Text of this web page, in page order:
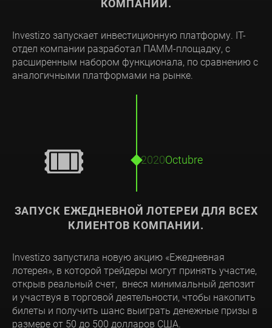
КОМПАНИИ.
Investizo запускает инвестиционную платформу. IT-
отдел компании разработал ПАММ-площадку, с
расширенным набором функционала, по сравнению с
аналогичными платформами на рынке.
ЗАПУСК ЕЖЕДНЕВНОЙ ЛОТЕРЕИ ДЛЯ ВСЕХ
КЛИЕНТОВ КОМПАНИИ.
Investizo запустила новую акцию «Ежедневная
лотерея», в которой трейдеры могут принять участие,
открыв реальный счет, внеся минимальный депозит
и участвуя в торговой деятельности, чтобы накопить
билеты и получить шанс выиграть денежные призы в
размере от 50 до 500 долларов США.
Octubre
2020
🎟